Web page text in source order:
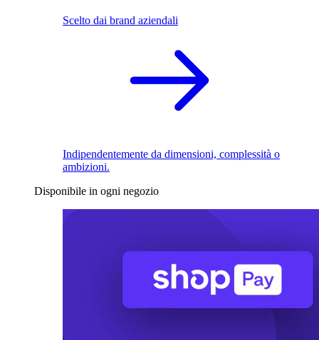
Scelto dai brand aziendali
Indipendentemente da dimensioni, complessità o
ambizioni.
Disponibile in ogni negozio